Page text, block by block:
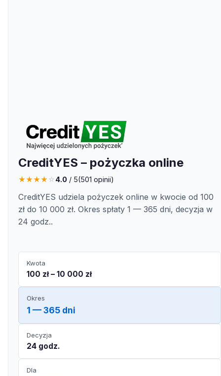
CreditYES – pożyczka online
★★★★☆4.0 / 5(501 opinii)
CreditYES udziela pożyczek online w kwocie od 100
zł do 10 000 zł. Okres spłaty 1 — 365 dni, decyzja w
24 godz..
Kwota
100 zł – 10 000 zł
Okres
1 — 365 dni
Decyzja
24 godz.
Dla